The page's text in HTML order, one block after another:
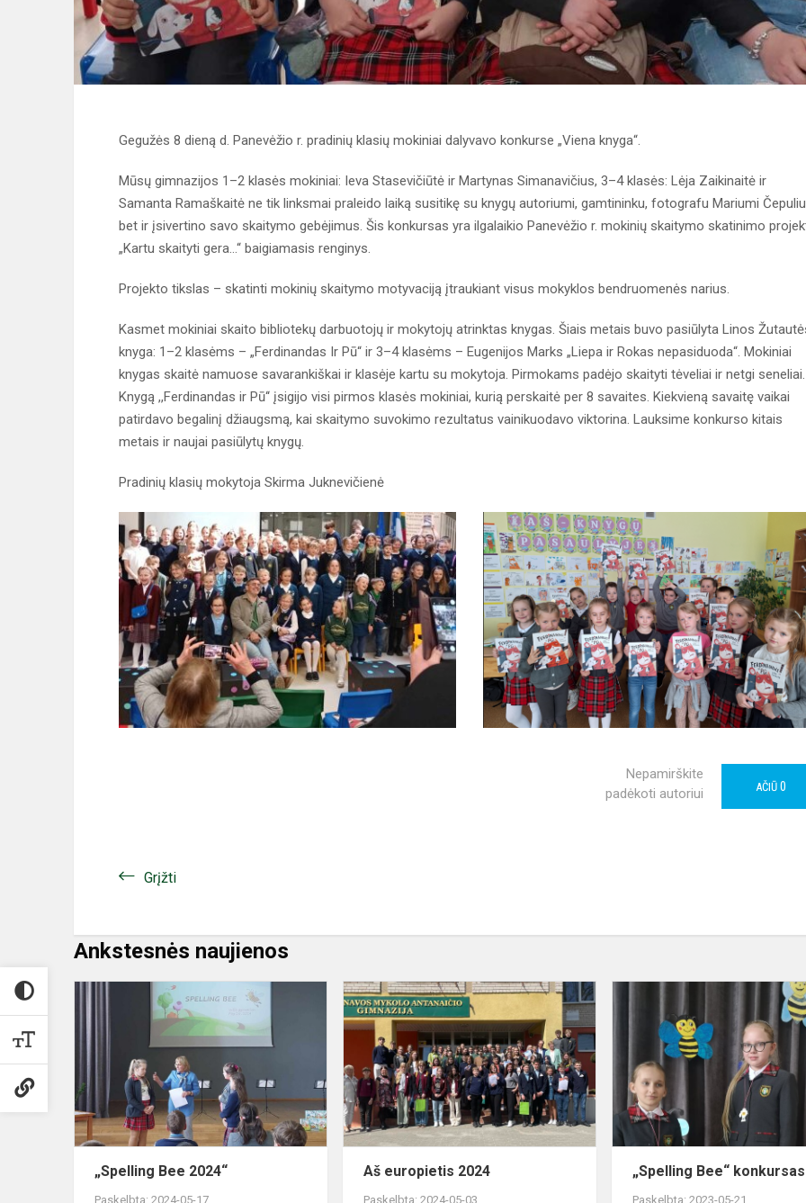
Gegužės 8 dieną d. Panevėžio r. pradinių klasių mokiniai dalyvavo konkurse „Viena knyga“.
Mūsų gimnazijos 1–2 klasės mokiniai: Ieva Stasevičiūtė ir Martynas Simanavičius, 3–4 klasės: Lėja Zaikinaitė ir
Samanta Ramaškaitė ne tik linksmai praleido laiką susitikę su knygų autoriumi, gamtininku, fotografu Mariumi
bet ir įsivertino savo skaitymo gebėjimus. Šis konkursas yra ilgalaikio Panevėžio r. mokinių skaitymo skatinimo
„Kartu skaityti gera…“ baigiamasis renginys.
Projekto tikslas – skatinti mokinių skaitymo motyvaciją įtraukiant visus mokyklos bendruomenės narius.
Kasmet mokiniai skaito bibliotekų darbuotojų ir mokytojų atrinktas knygas. Šiais metais buvo pasiūlyta Linos
knyga: 1–2 klasėms – „Ferdinandas Ir Pū“ ir 3–4 klasėms – Eugenijos Marks „Liepa ir Rokas nepasiduoda“. Mokiniai
knygas skaitė namuose savarankiškai ir klasėje kartu su mokytoja. Pirmokams padėjo skaityti tėveliai ir netgi seneliai.
Knygą ,,Ferdinandas ir Pū‘‘ įsigijo visi pirmos klasės mokiniai, kurią perskaitė per 8 savaites. Kiekvieną savaitę vaikai
patirdavo begalinį džiaugsmą, kai skaitymo suvokimo rezultatus vainikuodavo viktorina. Lauksime konkurso kitais
metais ir naujai pasiūlytų knygų.
Pradinių klasių mokytoja Skirma Juknevičienė
Nepamirškite
padėkoti autoriui
AČIŪ 0
Grįžti
Ankstesnės naujienos
„Spelling
Bee
2024“
„Spelling Bee 2024“
Paskelbta: 2024-05-17
2024
Aš europietis 2024
Paskelbta: 2024-05-03
„Spelling Bee“ konkursas
Paskelbta: 2023-05-21